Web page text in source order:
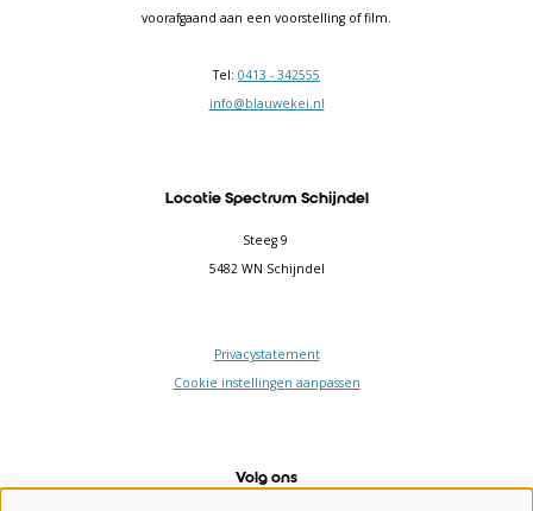
voorafgaand aan een voorstelling of film.
Tel: 0413 - 342555
info@blauwekei.nl
Locatie Spectrum Schijndel
Steeg 9
5482 WN Schijndel
Privacystatement
Cookie instellingen aanpassen
Volg ons